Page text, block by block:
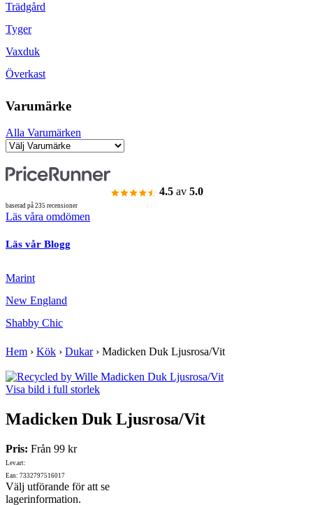
Trädgård
Tyger
Vaxduk
Överkast
Varumärke
Alla Varumärken
4.5 av 5.0
baserad på 235 recensioner
Läs våra omdömen
Läs vår Blogg
Marint
New England
Shabby Chic
Hem › Kök › Dukar› Madicken Duk Ljusrosa/Vit
Visa bild i full storlek
Madicken Duk Ljusrosa/Vit
Pris: Från 99 kr
Lev.art:
Ean: 7332797516017
Välj utförande för att se
lagerinformation.